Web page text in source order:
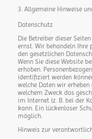
3. Allgemeine Hinweise
Datenschutz
Die Betreiber dieser
ernst. Wir behandeln Ihre
den gesetzlichen
Wenn Sie diese Website
erhoben.
identifiziert werden
welche Daten wir
welchem Zweck das
im Internet (z. B. bei der
kann. Ein lückenloser
möglich.
Hinweis zur